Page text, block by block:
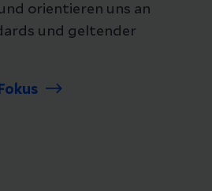
orientieren uns an
und geltender